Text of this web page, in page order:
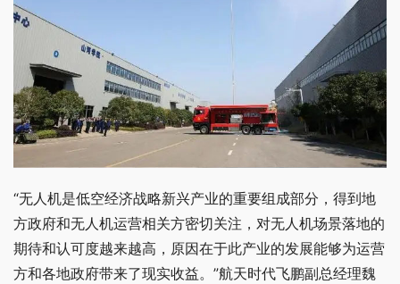
“无人机是低空经济战略新兴产业的重要组成部分，得到地
方政府和无人机运营相关方密切关注，对无人机场景落地的
期待和认可度越来越高，原因在于此产业的发展能够为运营
方和各地政府带来了现实收益。”航天时代飞鹏副总经理魏